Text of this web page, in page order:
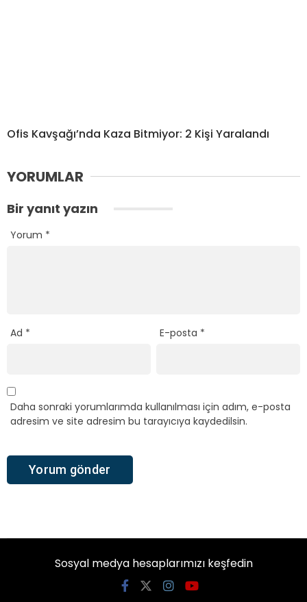
Ofis Kavşağı’nda Kaza Bitmiyor: 2 Kişi Yaralandı
YORUMLAR
Bir yanıt yazın
Yorum *
Ad * E-posta *
Daha sonraki yorumlarımda kullanılması için adım, e-posta
adresim ve site adresim bu tarayıcıya kaydedilsin.
Sosyal medya hesaplarımızı keşfedin